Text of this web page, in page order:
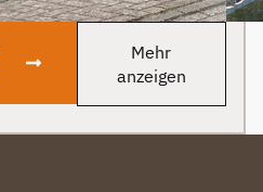
Mehr
anzeigen